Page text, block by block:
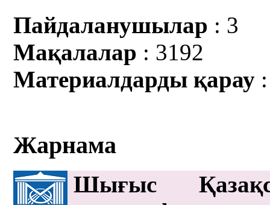
Пайдаланушылар : 3
Мақалалар : 3192
Материалдарды қарау
Жарнама
Шығыс